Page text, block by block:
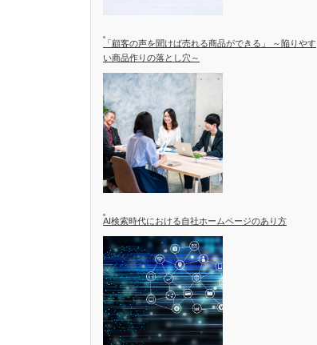
「顧客の声を聞けば売れる商品ができる」 ～陥りやす
い商品作りの落とし穴～
AI検索時代における自社ホームページのあり方